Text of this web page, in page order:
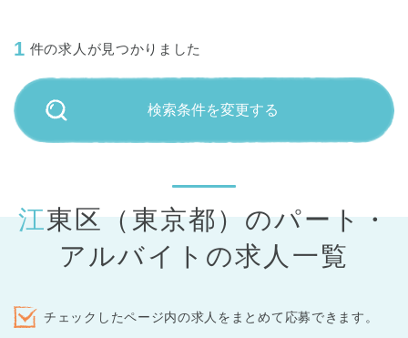
1 件の求人が見つかりました
検索条件を変更する
江東区（東京都）のパート・
アルバイトの求人一覧
チェックしたページ内の求人をまとめて応募できます。